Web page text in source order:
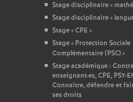
Stage disciplinaire «
Stage disciplinaire «
Stage «CPE »
Stage « Protection Sociale
Complémentaire (PSC)»
Stage académique :
enseignant·es, CPE, PSY-
Connaître, défendre et
ses droits